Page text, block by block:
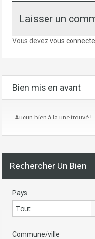
Laisser un
Vous devez vous
Bien mis en avant
Aucun bien à la une trouvé !
Rechercher Un Bien
Pays
Tout
Commune/ville